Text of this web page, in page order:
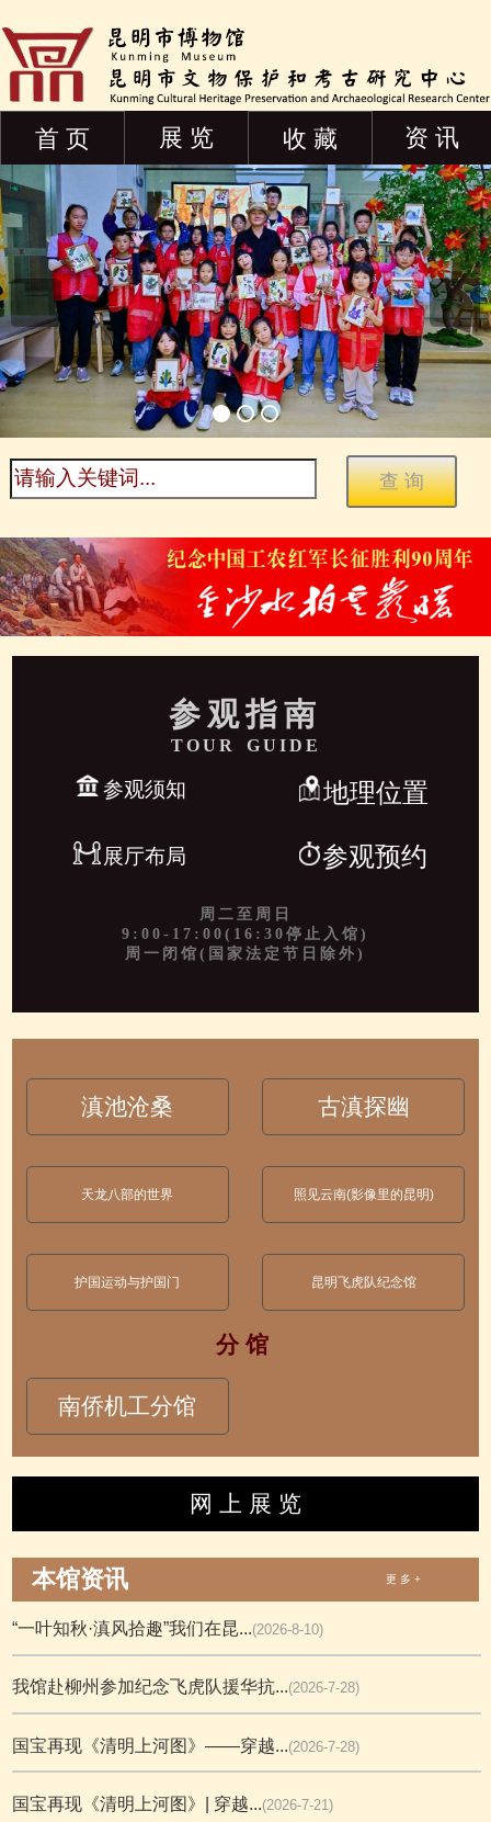
首 页 展 览 收 藏 资 讯
参观指南
TOUR GUIDE
参观须知 地理位置
展厅布局 参观预约
周二至周日
9:00-17:00(16:30停止入馆)
周一闭馆(国家法定节日除外)
滇池沧桑 古滇探幽
天龙八部的世界 照见云南(影像里的昆明)
护国运动与护国门 昆明飞虎队纪念馆
分 馆
南侨机工分馆
网 上 展 览
本馆资讯 更 多 +
“一叶知秋·滇风拾趣”我们在昆...(2026-8-10)
我馆赴柳州参加纪念飞虎队援华抗...(2026-7-28)
国宝再现《清明上河图》——穿越...(2026-7-28)
国宝再现《清明上河图》| 穿越...(2026-7-21)